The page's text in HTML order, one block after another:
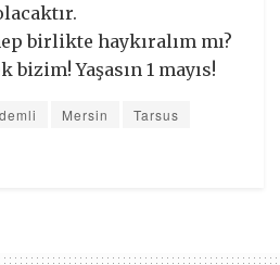
birlikte haykıralım mı?
bizim! Yaşasın 1 mayıs!
Mersin Tarsus